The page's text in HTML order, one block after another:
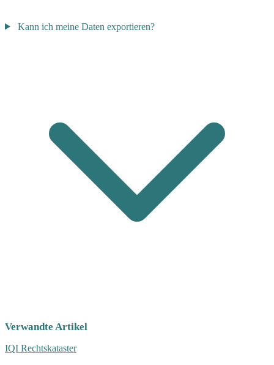
Kann ich meine Daten exportieren?
Verwandte Artikel
IQI Rechtskataster